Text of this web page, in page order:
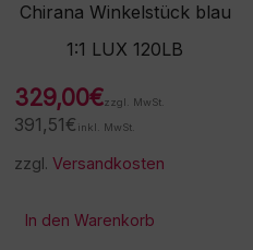
Chirana Winkelstück blau
1:1 LUX 120LB
329,00€zzgl. MwSt.
391,51€ inkl. MwSt.
zzgl.Versandkosten
In den Warenkorb